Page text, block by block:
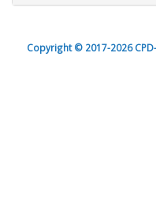
Copyright © 2017-2026